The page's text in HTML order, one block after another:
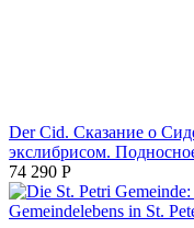
Der Cid. Сказание о
экслибрисом.
74 290 Р